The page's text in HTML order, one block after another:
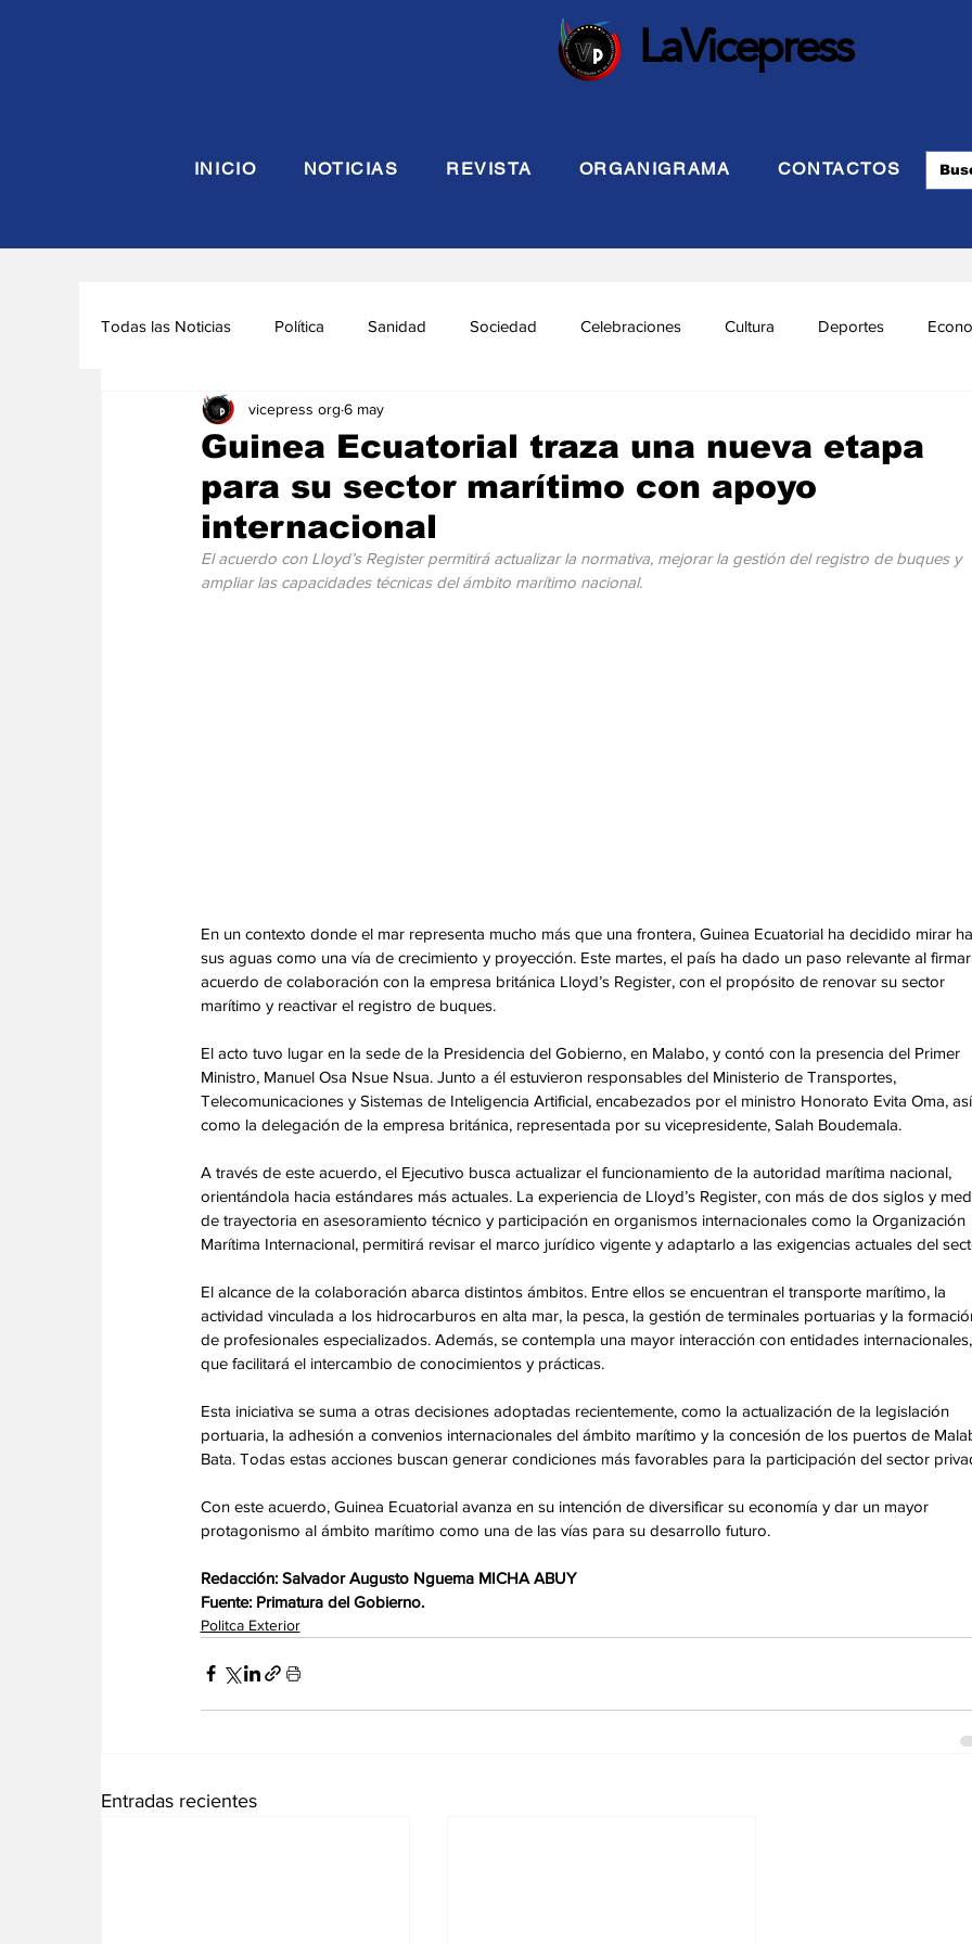
LaVicepress
INICIO NOTICIAS REVISTA ORGANIGRAMA CONTACTOS
Todas las Noticias Política Sanidad Sociedad Celebraciones Cultura Deportes
Seguridad y Defensa Turismo
Asuntos Sociales Telecomunicación Cumbres Tecnología Agricultura
Guinea Ecuatorial traza una nueva etapa
para su sector marítimo con apoyo
internacional
vicepress org 6 may
El acuerdo con Lloyd’s Register permitirá actualizar la normativa, mejorar la gestión del registro de buques y
ampliar las capacidades técnicas del ámbito marítimo nacional.
En un contexto donde el mar representa mucho más que una frontera, Guinea Ecuatorial ha decidido mirar
sus aguas como una vía de crecimiento y proyección. Este martes, el país ha dado un paso relevante al
acuerdo de colaboración con la empresa británica Lloyd’s Register, con el propósito de renovar su sector
marítimo y reactivar el registro de buques.
El acto tuvo lugar en la sede de la Presidencia del Gobierno, en Malabo, y contó con la presencia del Primer
Ministro, Manuel Osa Nsue Nsua. Junto a él estuvieron responsables del Ministerio de Transportes,
Telecomunicaciones y Sistemas de Inteligencia Artificial, encabezados por el ministro Honorato Evita Oma,
como la delegación de la empresa británica, representada por su vicepresidente, Salah Boudemala.
A través de este acuerdo, el Ejecutivo busca actualizar el funcionamiento de la autoridad marítima nacional,
orientándola hacia estándares más actuales. La experiencia de Lloyd’s Register, con más de dos siglos y
de trayectoria en asesoramiento técnico y participación en organismos internacionales como la Organización
Marítima Internacional, permitirá revisar el marco jurídico vigente y adaptarlo a las exigencias actuales del
El alcance de la colaboración abarca distintos ámbitos. Entre ellos se encuentran el transporte marítimo, la
actividad vinculada a los hidrocarburos en alta mar, la pesca, la gestión de terminales portuarias y la
de profesionales especializados. Además, se contempla una mayor interacción con entidades
que facilitará el intercambio de conocimientos y prácticas.
Esta iniciativa se suma a otras decisiones adoptadas recientemente, como la actualización de la legislación
portuaria, la adhesión a convenios internacionales del ámbito marítimo y la concesión de los puertos de
Bata. Todas estas acciones buscan generar condiciones más favorables para la participación del sector
Con este acuerdo, Guinea Ecuatorial avanza en su intención de diversificar su economía y dar un mayor
protagonismo al ámbito marítimo como una de las vías para su desarrollo futuro.
Redacción: Salvador Augusto Nguema MICHA ABUY
Fuente: Primatura del Gobierno.
Politca Exterior
Entradas recientes